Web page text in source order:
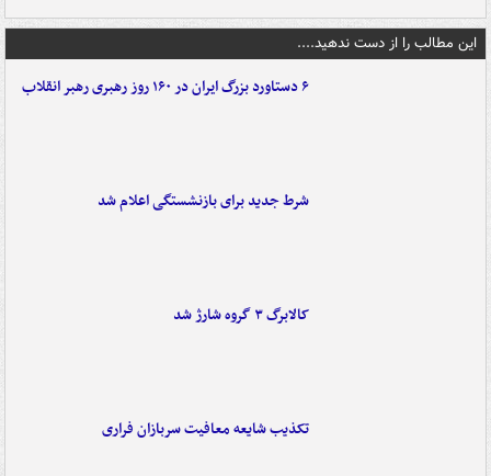
این مطالب را از دست ندهید....
۶ دستاورد بزرگ ایران در ۱۶۰ روز رهبری رهبر انقلاب
شرط جدید برای بازنشستگی اعلام شد
کالابرگ ۳ گروه شارژ شد
تکذیب شایعه معافیت سربازان فراری